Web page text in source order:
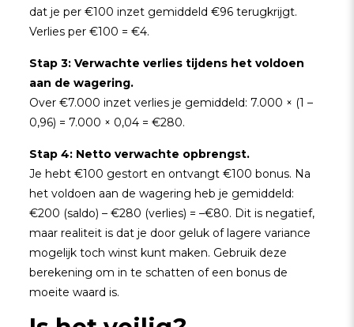
dat je per €100 inzet gemiddeld €96 terugkrijgt.
Verlies per €100 = €4.
Stap 3: Verwachte verlies tijdens het voldoen
aan de wagering.
Over €7.000 inzet verlies je gemiddeld: 7.000 × (1 –
0,96) = 7.000 × 0,04 = €280.
Stap 4: Netto verwachte opbrengst.
Je hebt €100 gestort en ontvangt €100 bonus. Na
het voldoen aan de wagering heb je gemiddeld:
€200 (saldo) – €280 (verlies) = –€80. Dit is negatief,
maar realiteit is dat je door geluk of lagere variance
mogelijk toch winst kunt maken. Gebruik deze
berekening om in te schatten of een bonus de
moeite waard is.